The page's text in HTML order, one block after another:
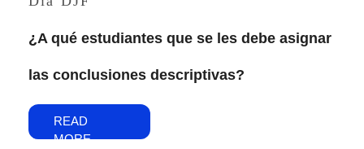
¿A qué estudiantes que se les debe asignar
las conclusiones descriptivas?
READ
MORE